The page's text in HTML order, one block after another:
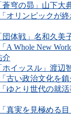
蒼穹の昴」山下大
オリンピックが
団体戦」名和久美
A Whole New
介
ホイッスル」渡辺
古い政治文化を
ゆとり世代の就活
真実を見極める